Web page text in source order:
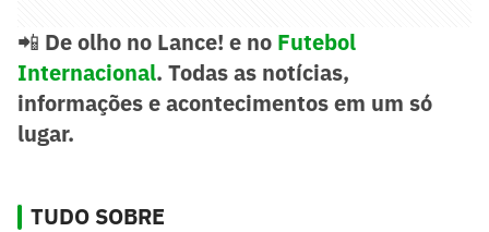
📲 De olho no Lance! e no Futebol
Internacional. Todas as notícias,
informações e acontecimentos em um só
lugar.
TUDO SOBRE